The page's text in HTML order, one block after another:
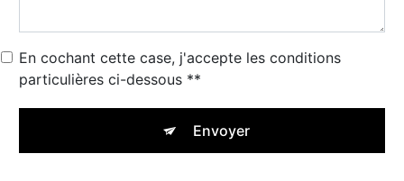
En cochant cette case, j'accepte les conditions
particulières ci-dessous **
Envoyer